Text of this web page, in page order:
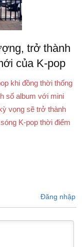
trở thành
của K-pop
khi đồng thời thống
số album với mini
vọng sẽ trở thành
K-pop thời điểm
Đăng nhập